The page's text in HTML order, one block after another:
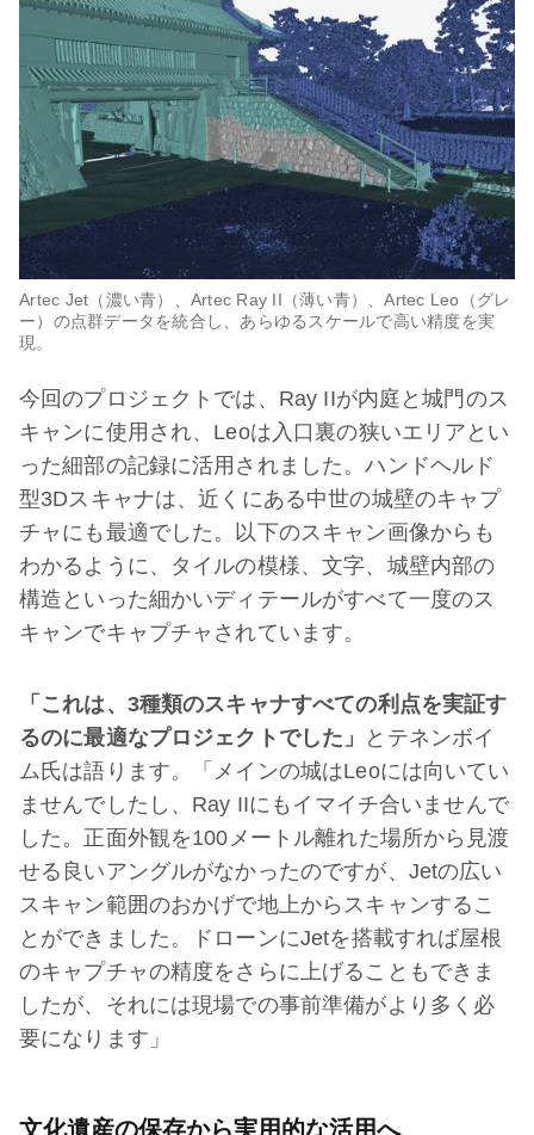
Artec Jet（濃い青）、Artec Ray II（薄い青）、Artec Leo（グレ
ー）の点群データを統合し、あらゆるスケールで高い精度を実
現。
今回のプロジェクトでは、Ray IIが内庭と城門のス
キャンに使用され、Leoは入口裏の狭いエリアとい
った細部の記録に活用されました。ハンドヘルド
型3Dスキャナは、近くにある中世の城壁のキャプ
チャにも最適でした。以下のスキャン画像からも
わかるように、タイルの模様、文字、城壁内部の
構造といった細かいディテールがすべて一度のス
キャンでキャプチャされています。
「これは、3種類のスキャナすべての利点を実証す
るのに最適なプロジェクトでした」
とテネンボイ
ム氏は語ります。「メインの城はLeoには向いてい
ませんでしたし、Ray IIにもイマイチ合いませんで
した。正面外観を100メートル離れた場所から見渡
せる良いアングルがなかったのですが、Jetの広い
スキャン範囲のおかげで地上からスキャンするこ
とができました。ドローンにJetを搭載すれば屋根
のキャプチャの精度をさらに上げることもできま
したが、それには現場での事前準備がより多く必
要になります」
文化遺産の保存から実用的な活用へ